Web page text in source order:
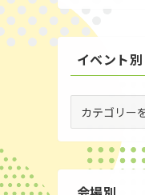
(59)
イベント別
ン
別